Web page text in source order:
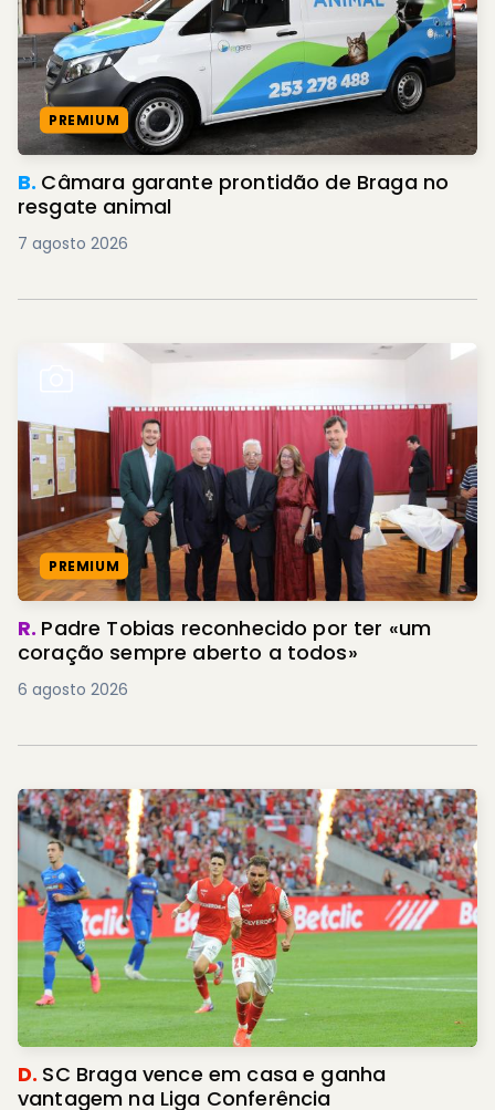
PREMIUM
B. Câmara garante prontidão de Braga no
resgate animal
7 agosto 2026
PREMIUM
R. Padre Tobias reconhecido por ter «um
coração sempre aberto a todos»
6 agosto 2026
D. SC Braga vence em casa e ganha
vantagem na Liga Conferência